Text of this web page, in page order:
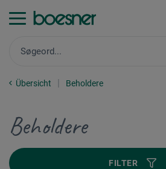
Übersicht Beholdere
Beholdere
FILTER